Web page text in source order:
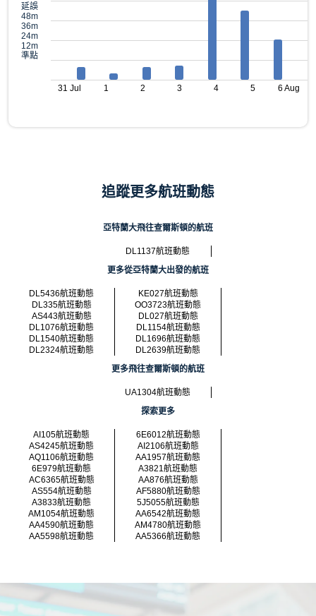
延誤
48m
36m
24m
12m
準點
31 Jul 1 2 3 4 5 6 Aug
追蹤更多航班動態
亞特蘭大飛往查爾斯頓的航班
DL1137航班動態
更多從亞特蘭大出發的航班
DL5436航班動態
KE027航班動態
DL335航班動態
OO3723航班動態
AS443航班動態
DL027航班動態
DL1076航班動態
DL1154航班動態
DL1540航班動態
DL1696航班動態
DL2324航班動態
DL2639航班動態
更多飛往查爾斯頓的航班
UA1304航班動態
探索更多
AI105航班動態
6E6012航班動態
AS4245航班動態
AI2106航班動態
AQ1106航班動態
AA1957航班動態
6E979航班動態
A3821航班動態
AC6365航班動態
AA876航班動態
AS554航班動態
AF5880航班動態
A3833航班動態
5J5055航班動態
AM1054航班動態
AA6542航班動態
AA4590航班動態
AM4780航班動態
AA5598航班動態
AA5366航班動態